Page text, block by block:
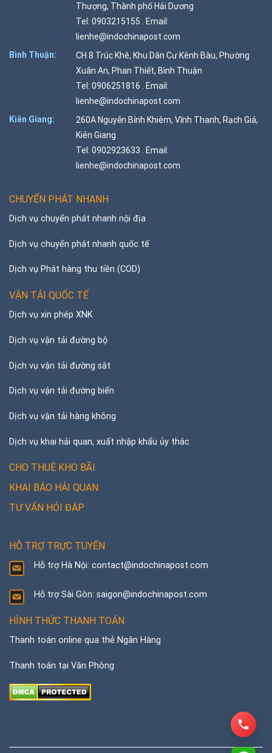
Thượng, Thành phố Hải Dương
Tel: 0903215155 . Email:
lienhe@indochinapost.com
Bình Thuận:
CH 8 Trúc Khê, Khu Dân Cư Kênh Bàu, Phường
Xuân An, Phan Thiết, Bình Thuận
Tel: 0906251816 . Email:
lienhe@indochinapost.com
Kiên Giang:
260A Nguyễn Bỉnh Khiêm, Vĩnh Thanh, Rạch Giá,
Kiên Giang
Tel: 0902923633 . Email:
lienhe@indochinapost.com
CHUYỂN PHÁT NHANH
Dịch vụ chuyển phát nhanh nội địa
Dịch vụ chuyển phát nhanh quốc tế
Dịch vụ Phát hàng thu tiền (COD)
VẬN TẢI QUỐC TẾ
Dịch vụ xin phép XNK
Dịch vụ vận tải đường bộ
Dịch vụ vận tải đường sắt
Dịch vụ vận tải đường biển
Dịch vụ vận tải hàng không
Dịch vụ khai hải quan, xuất nhập khẩu ủy thác
CHO THUÊ KHO BÃI
KHAI BÁO HẢI QUAN
TƯ VẤN HỎI ĐÁP
HỖ TRỢ TRỰC TUYẾN
Hỗ trợ Hà Nội: contact@indochinapost.com
Hỗ trợ Sài Gòn: saigon@indochinapost.com
HÌNH THỨC THANH TOÁN
Thanh toán online qua thẻ Ngân Hàng
Thanh toán tại Văn Phòng